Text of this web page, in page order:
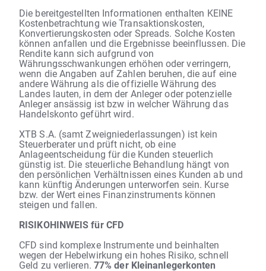
Die bereitgestellten Informationen enthalten KEINE
Kostenbetrachtung wie Transaktionskosten,
Konvertierungskosten oder Spreads. Solche Kosten
können anfallen und die Ergebnisse beeinflussen. Die
Rendite kann sich aufgrund von
Währungsschwankungen erhöhen oder verringern,
wenn die Angaben auf Zahlen beruhen, die auf eine
andere Währung als die offizielle Währung des
Landes lauten, in dem der Anleger oder potenzielle
Anleger ansässig ist bzw in welcher Währung das
Handelskonto geführt wird.
XTB S.A. (samt Zweigniederlassungen) ist kein
Steuerberater und prüft nicht, ob eine
Anlageentscheidung für die Kunden steuerlich
günstig ist. Die steuerliche Behandlung hängt von
den persönlichen Verhältnissen eines Kunden ab und
kann künftig Änderungen unterworfen sein. Kurse
bzw. der Wert eines Finanzinstruments können
steigen und fallen.
RISIKOHINWEIS für CFD
CFD sind komplexe Instrumente und beinhalten
wegen der Hebelwirkung ein hohes Risiko, schnell
Geld zu verlieren. 77% der Kleinanlegerkonten